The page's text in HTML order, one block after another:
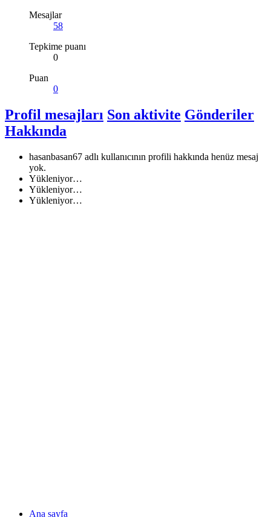
Mesajlar
58
Tepkime puanı
0
Puan
0
Profil mesajları Son aktivite Gönderiler
Hakkında
hasanbasan67 adlı kullanıcının profili hakkında henüz mesaj
yok.
Yükleniyor…
Yükleniyor…
Yükleniyor…
Ana sayfa